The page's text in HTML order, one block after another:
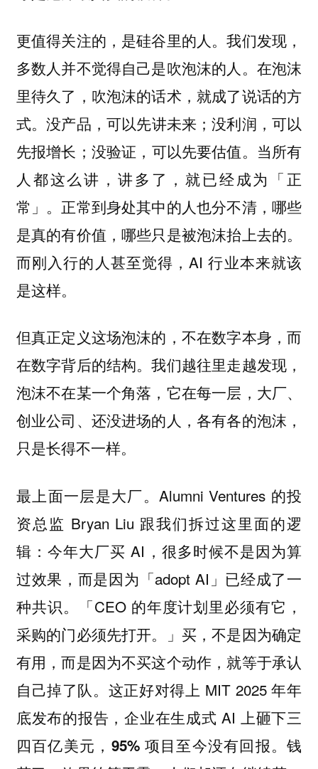
更值得关注的，是硅谷里的人。我们发现，
多数人并不觉得自己是吹泡沫的人。 在泡沫
里待久了，吹泡沫的话术，就成了说话的方
式。没产品，可以先讲未来；没利润，可以
先报增长；没验证，可以先要估值。当所有
人都这么讲，讲多了，就已经成为「正
常」。正常到身处其中的人也分不清，哪些
是真的有价值，哪些只是被泡沫抬上去的。
而刚入行的人甚至觉得，AI 行业本来就该
是这样。
但真正定义这场泡沫的，不在数字本身，而
在数字背后的结构。我们越往里走越发现，
泡沫不在某一个角落，它在每一层，大厂、
创业公司、还没进场的人，各有各的泡沫，
只是长得不一样。
最上面一层是大厂。Alumni Ventures 的投
资总监 Bryan Liu 跟我们拆过这里面的逻
辑：今年大厂买 AI，很多时候不是因为算
过效果，而是因为「adopt AI」已经成了一
种共识。「CEO 的年度计划里必须有它，
采购的门必须先打开。」买，不是因为确定
有用，而是因为不买这个动作，就等于承认
自己掉了队。这正好对得上 MIT 2025 年年
底发布的报告，企业在生成式 AI 上砸下三
四百亿美元， 95% 项目至今没有回报。钱